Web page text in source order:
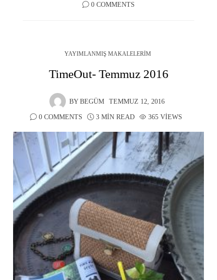
0 COMMENTS
YAYIMLANMIŞ MAKALELERIM
TimeOut- Temmuz 2016
BY BEGÜM TEMMUZ 12, 2016
0 COMMENTS 3 MIN READ 365 VIEWS